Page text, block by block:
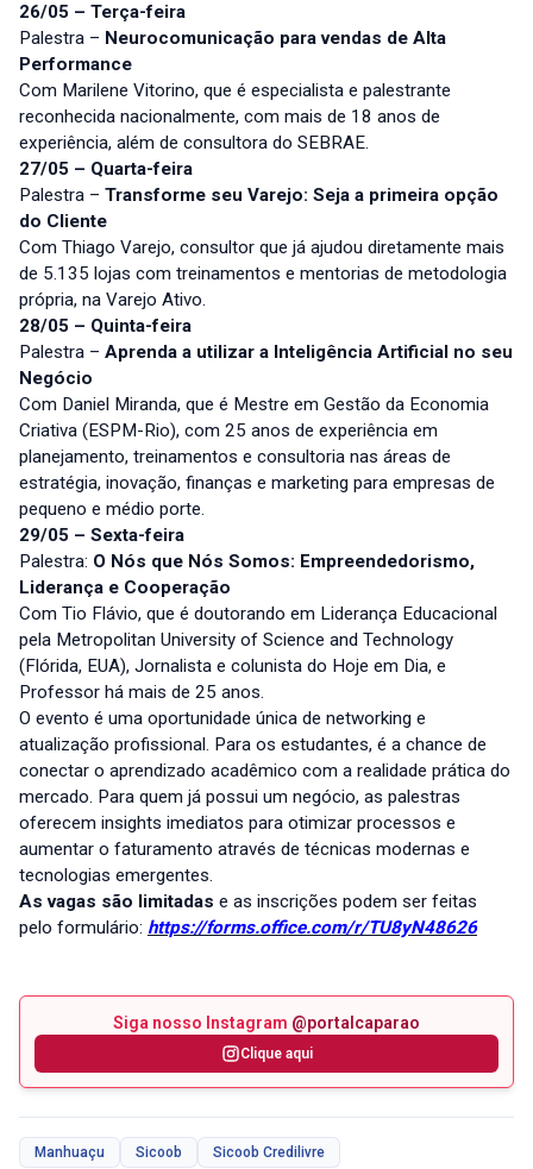
26/05 – Terça-feira
Palestra – Neurocomunicação para vendas de Alta
Performance
Com Marilene Vitorino, que é especialista e palestrante
reconhecida nacionalmente, com mais de 18 anos de
experiência, além de consultora do SEBRAE.
27/05 – Quarta-feira
Palestra – Transforme seu Varejo: Seja a primeira opção
do Cliente
Com Thiago Varejo, consultor que já ajudou diretamente mais
de 5.135 lojas com treinamentos e mentorias de metodologia
própria, na Varejo Ativo.
28/05 – Quinta-feira
Palestra – Aprenda a utilizar a Inteligência Artificial no seu
Negócio
Com Daniel Miranda, que é Mestre em Gestão da Economia
Criativa (ESPM-Rio), com 25 anos de experiência em
planejamento, treinamentos e consultoria nas áreas de
estratégia, inovação, finanças e marketing para empresas de
pequeno e médio porte.
29/05 – Sexta-feira
Palestra: O Nós que Nós Somos: Empreendedorismo,
Liderança e Cooperação
Com Tio Flávio, que é doutorando em Liderança Educacional
pela Metropolitan University of Science and Technology
(Flórida, EUA), Jornalista e colunista do Hoje em Dia, e
Professor há mais de 25 anos.
O evento é uma oportunidade única de networking e
atualização profissional. Para os estudantes, é a chance de
conectar o aprendizado acadêmico com a realidade prática do
mercado. Para quem já possui um negócio, as palestras
oferecem insights imediatos para otimizar processos e
aumentar o faturamento através de técnicas modernas e
tecnologias emergentes.
As vagas são limitadas e as inscrições podem ser feitas
pelo formulário: https://forms.office.com/r/TU8yN48626
Siga nosso Instagram @portalcaparao
Clique aqui
Manhuaçu Sicoob Sicoob Credilivre